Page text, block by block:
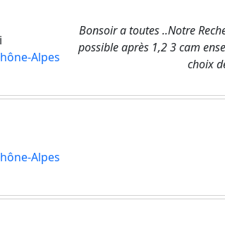
Alpes
Bonsoir a toutes ..Notre
possible après 1,2 3 cam
choix
Alpes